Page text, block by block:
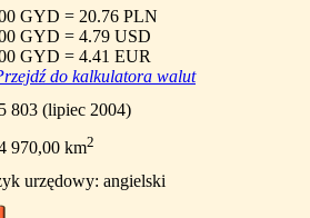
GYD = 20.76 PLN
GYD = 4.79 USD
GYD = 4.41 EUR
do kalkulatora walut
803 (lipiec 2004)
970,00 km2
urzędowy: angielski